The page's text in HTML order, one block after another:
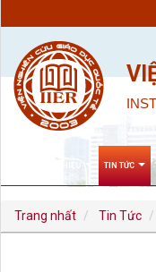
TIN TỨC
Trang nhất Tin Tức